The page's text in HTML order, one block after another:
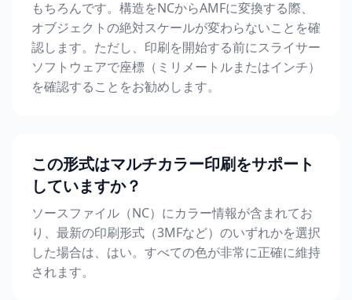
もちろんです。構造をNCからAMFに変換する際、
オブジェクトの絶対スケールが変わらないことを確
認します。ただし、印刷を開始する前にスライサー
ソフトウェアで座標（ミリメートルまたはインチ）
を確認することをお勧めします。
この形式はマルチカラー印刷をサポート
していますか？
ソースファイル（NC）にカラー情報が含まれてお
り、最新の印刷形式（3MFなど）のいずれかを選択
した場合は、はい。すべての色が非常に正確に維持
されます。